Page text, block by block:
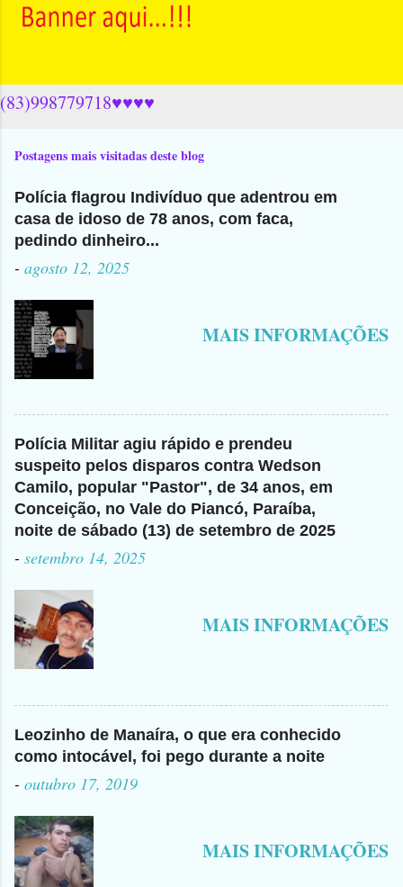
(83)998779718♥♥♥♥
Postagens mais visitadas deste blog
Polícia flagrou Indivíduo que adentrou em
casa de idoso de 78 anos, com faca,
pedindo dinheiro...
- agosto 12, 2025
MAIS INFORMAÇÕES
Polícia Militar agiu rápido e prendeu
suspeito pelos disparos contra Wedson
Camilo, popular "Pastor", de 34 anos, em
Conceição, no Vale do Piancó, Paraíba,
noite de sábado (13) de setembro de 2025
- setembro 14, 2025
MAIS INFORMAÇÕES
Leozinho de Manaíra, o que era conhecido
como intocável, foi pego durante a noite
- outubro 17, 2019
MAIS INFORMAÇÕES